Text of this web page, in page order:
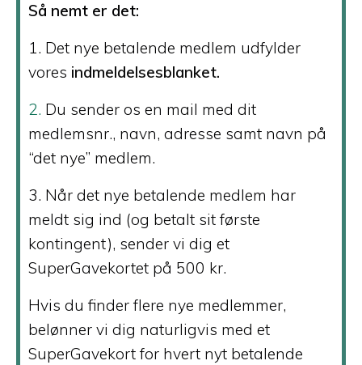
Så nemt er det:
1. Det nye betalende medlem udfylder
vores indmeldelsesblanket.
2. Du sender os en mail med dit
medlemsnr., navn, adresse samt navn på
“det nye” medlem.
3. Når det nye betalende medlem har
meldt sig ind (og betalt sit første
kontingent), sender vi dig et
SuperGavekortet på 500 kr.
Hvis du finder flere nye medlemmer,
belønner vi dig naturligvis med et
SuperGavekort for hvert nyt betalende